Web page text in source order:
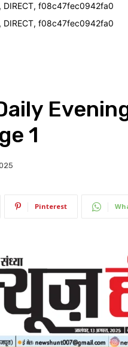
f08c47fec0942fa0
f08c47fec0942fa0
1
Pinterest